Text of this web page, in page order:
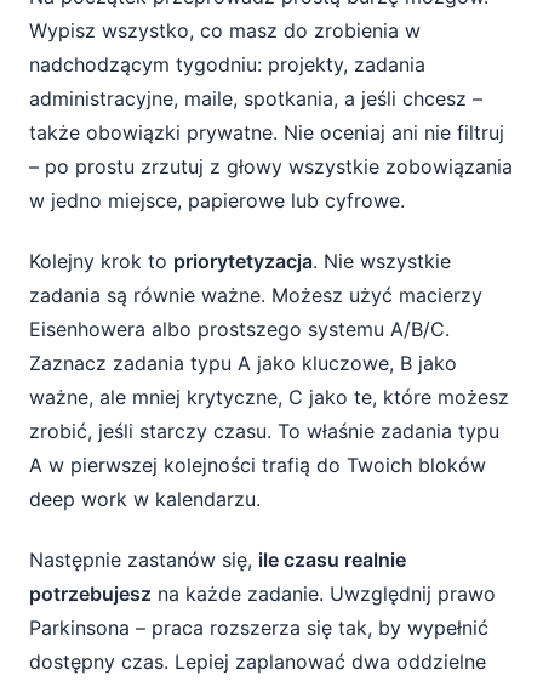
Wypisz wszystko, co masz do zrobienia w
nadchodzącym tygodniu: projekty, zadania
administracyjne, maile, spotkania, a jeśli chcesz –
także obowiązki prywatne. Nie oceniaj ani nie filtruj
– po prostu zrzutuj z głowy wszystkie zobowiązania
w jedno miejsce, papierowe lub cyfrowe.
Kolejny krok to priorytetyzacja. Nie wszystkie
zadania są równie ważne. Możesz użyć macierzy
Eisenhowera albo prostszego systemu A/B/C.
Zaznacz zadania typu A jako kluczowe, B jako
ważne, ale mniej krytyczne, C jako te, które możesz
zrobić, jeśli starczy czasu. To właśnie zadania typu
A w pierwszej kolejności trafią do Twoich bloków
deep work w kalendarzu.
Następnie zastanów się, ile czasu realnie
potrzebujesz na każde zadanie. Uwzględnij prawo
Parkinsona – praca rozszerza się tak, by wypełnić
dostępny czas. Lepiej zaplanować dwa oddzielne